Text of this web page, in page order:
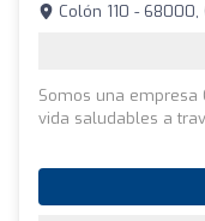
Colón 110 -
Somos una empresa
vida saludables a